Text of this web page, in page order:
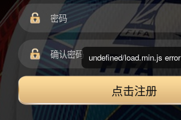
点击注册
undefined/load.min.js error